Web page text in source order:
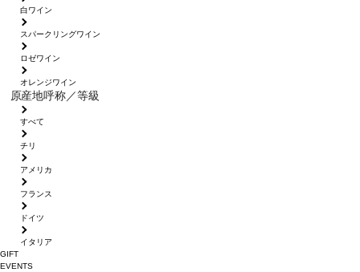
白ワイン
スパークリングワイン
ロゼワイン
オレンジワイン
原産地呼称／等級
すべて
チリ
アメリカ
フランス
ドイツ
イタリア
GIFT
EVENTS